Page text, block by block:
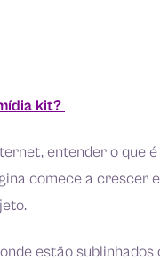
kit?
entender o que
comece a crescer
estão